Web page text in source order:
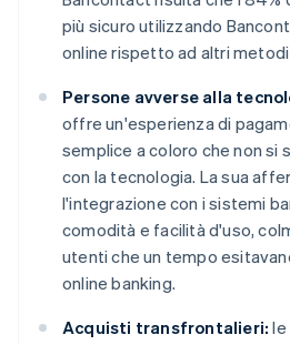
più sicuro utilizzando
online rispetto ad altri
Persone avverse alla
offre un'esperienza di
semplice a coloro che non si
con la tecnologia. La sua
l'integrazione con i sistemi
comodità e facilità d'uso,
utenti che un tempo
online banking.
Acquisti transfrontalieri: le